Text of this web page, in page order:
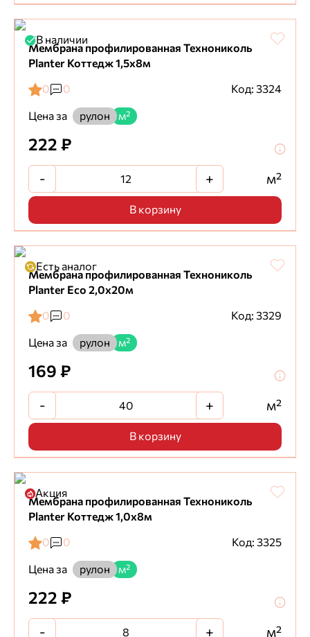
В наличии
Мембрана профилированная Технониколь
Planter Коттедж 1,5х8м
0
0
Код: 3324
Цена за
рулон м²
222 ₽
- + м²
В корзину
Есть аналог
Мембрана профилированная Технониколь
Planter Eco 2,0х20м
0
0
Код: 3329
Цена за
рулон м²
169 ₽
- + м²
В корзину
Акция
Мембрана профилированная Технониколь
Planter Коттедж 1,0х8м
0
0
Код: 3325
Цена за
рулон м²
222 ₽
- + м²